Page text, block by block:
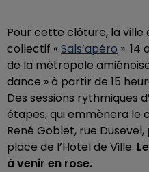
Pour cette clôture, la ville
collectif «Sals’apéro ».
de la métropole
dance » à partir de 15
Des sessions rythmiques
étapes, qui emmènera le
René Goblet, rue
place de l’Hôtel de Ville.
à venir en rose.